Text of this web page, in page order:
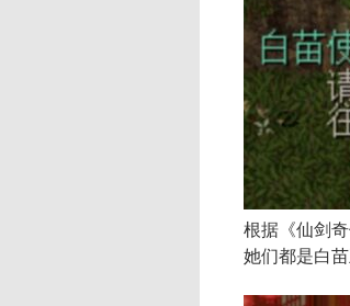
根据《仙剑
她们都是白